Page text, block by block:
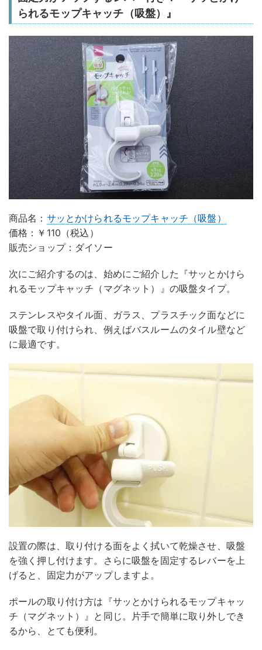
られるモップキャッチ（吸盤）』
商品名： サッとかけられるモップキャッチ（吸盤）
価格：￥110（税込）
販売ショップ：ダイソー
次にご紹介するのは、始めにご紹介した『サッとかけら
れるモップキャッチ（マグネット）』の吸盤タイプ。
ステンレスやタイル面、ガラス、プラスチック面などに
吸盤で取り付けられ、例えばバスルームのタイル壁など
に最適です。
設置の際は、取り付ける面をよく拭いて乾燥させ、吸盤
を強く押し付けます。さらに吸盤を固定するレバーを上
げると、固定力がアップしますよ。
ポールの取り付け方は『サッとかけられるモップキャッ
チ（マグネット）』と同じ。片手で簡単に取り外しでき
るから、とても便利。